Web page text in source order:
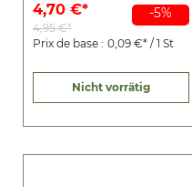
-5%
4,70 €*
4,95 €*
Prix de base : 0,09 €* / 1 St
Nicht vorrätig